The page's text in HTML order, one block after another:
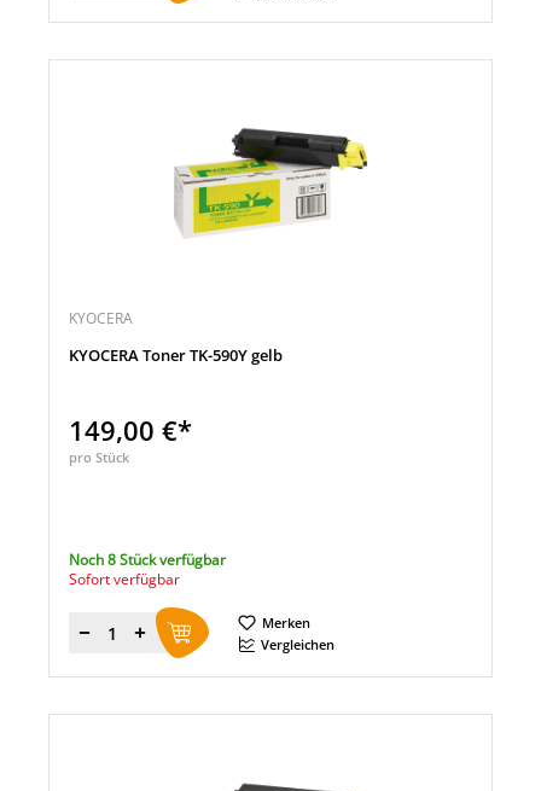
KYOCERA
KYOCERA Toner TK-590Y gelb
149,00 €*
pro Stück
Noch 8 Stück verfügbar
Sofort verfügbar
Menge
Merken
Vergleichen